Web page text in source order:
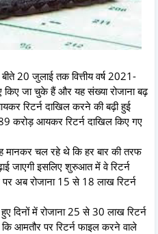
20 जुलाई तक वित्तीय वर्ष 2021-
जा चुके हैं और यह संख्या रोजाना बढ़
रिटर्न दाखिल करने की बढ़ी हुई
करोड़ आयकर रिटर्न दाखिल किए गए
मानकर चल रहे थे कि हर बार की तरफ
जाएगी इसलिए शुरुआत में वे रिटर्न
अब रोजाना 15 से 18 लाख रिटर्न
दिनों में रोजाना 25 से 30 लाख रिटर्न
आमतौर पर रिटर्न फाइल करने वाले